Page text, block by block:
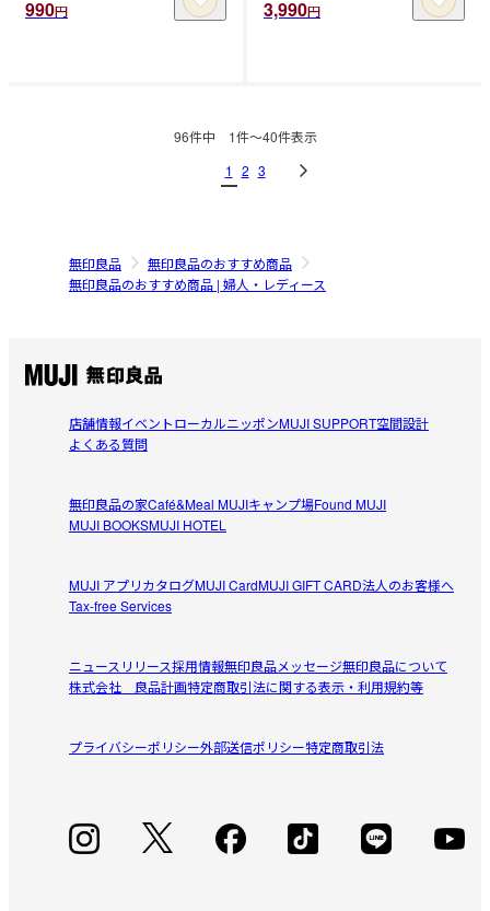
990円 3,990円
96件中 1件〜40件表示
1 2 3
無印良品
無印良品のおすすめ商品
無印良品のおすすめ商品 | 婦人・レディース
店舗情報イベントローカルニッポンMUJI SUPPORT空間設計
よくある質問
無印良品の家Café&Meal MUJIキャンプ場Found MUJI
MUJI BOOKSMUJI HOTEL
MUJI アプリカタログMUJI CardMUJI GIFT CARD法人のお客様へ
Tax-free Services
ニュースリリース採用情報無印良品メッセージ無印良品について
株式会社 良品計画特定商取引法に関する表示・利用規約等
プライバシーポリシー外部送信ポリシー特定商取引法